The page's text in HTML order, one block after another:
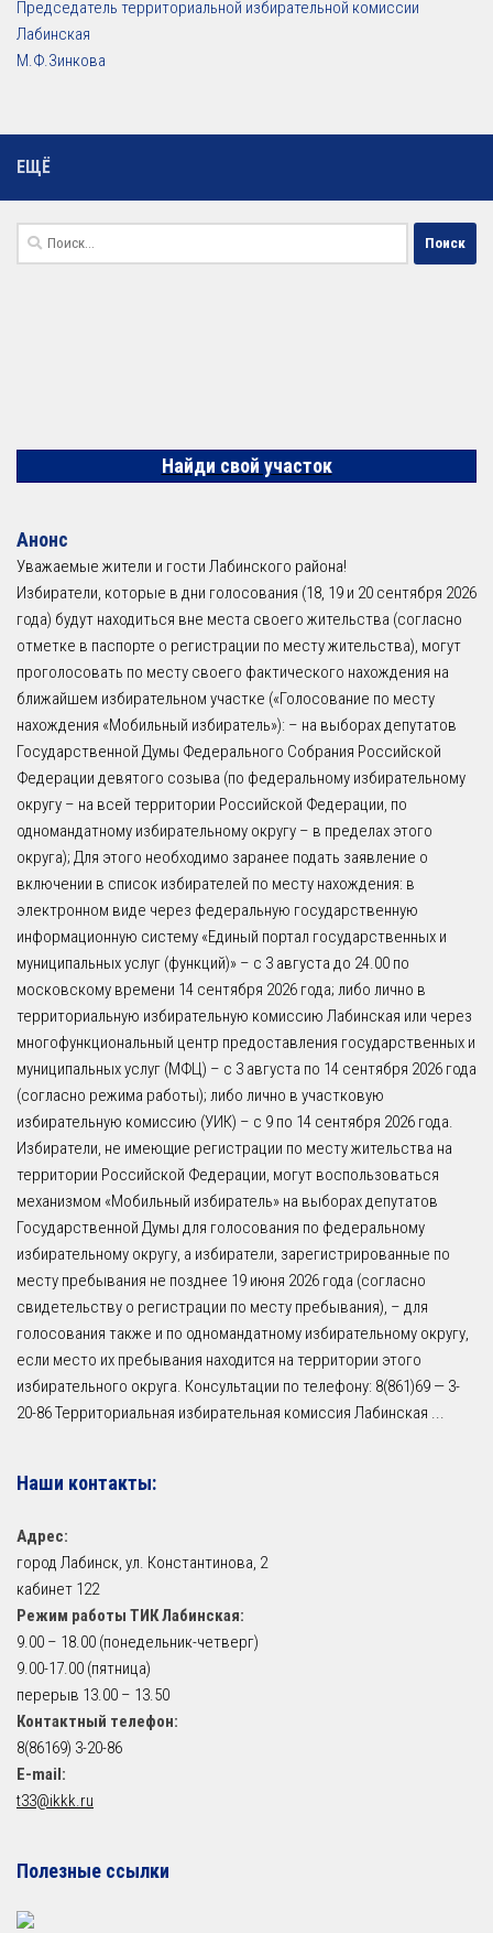
Председатель территориальной избирательной комиссии
Лабинская
М.Ф.Зинкова
ЕЩЁ
Найти:
Найди свой участок
Анонс
Уважаемые жители и гости Лабинского района!
Избиратели, которые в дни голосования (18, 19 и 20 сентября 2026
года) будут находиться вне места своего жительства (согласно
отметке в паспорте о регистрации по месту жительства), могут
проголосовать по месту своего фактического нахождения на
ближайшем избирательном участке («Голосование по месту
нахождения «Мобильный избиратель»): – на выборах депутатов
Государственной Думы Федерального Собрания Российской
Федерации девятого созыва (по федеральному избирательному
округу – на всей территории Российской Федерации, по
одномандатному избирательному округу – в пределах этого
округа); Для этого необходимо заранее подать заявление о
включении в список избирателей по месту нахождения: в
электронном виде через федеральную государственную
информационную систему «Единый портал государственных и
муниципальных услуг (функций)» – с 3 августа до 24.00 по
московскому времени 14 сентября 2026 года; либо лично в
территориальную избирательную комиссию Лабинская или через
многофункциональный центр предоставления государственных и
муниципальных услуг (МФЦ) – с 3 августа по 14 сентября 2026 года
(согласно режима работы); либо лично в участковую
избирательную комиссию (УИК) – с 9 по 14 сентября 2026 года.
Избиратели, не имеющие регистрации по месту жительства на
территории Российской Федерации, могут воспользоваться
механизмом «Мобильный избиратель» на выборах депутатов
Государственной Думы для голосования по федеральному
избирательному округу, а избиратели, зарегистрированные по
месту пребывания не позднее 19 июня 2026 года (согласно
свидетельству о регистрации по месту пребывания), – для
голосования также и по одномандатному избирательному округу,
если место их пребывания находится на территории этого
избирательного округа. Консультации по телефону: 8(861)69 — 3-
20-86 Территориальная избирательная комиссия Лабинская ...
Наши контакты:
Адрес:
город Лабинск, ул. Константинова, 2
кабинет 122
Режим работы ТИК Лабинская:
9.00 – 18.00 (понедельник-четверг)
9.00-17.00 (пятница)
перерыв 13.00 – 13.50
Контактный телефон:
8(86169) 3-20-86
E-mail:
t33@ikkk.ru
Полезные ссылки